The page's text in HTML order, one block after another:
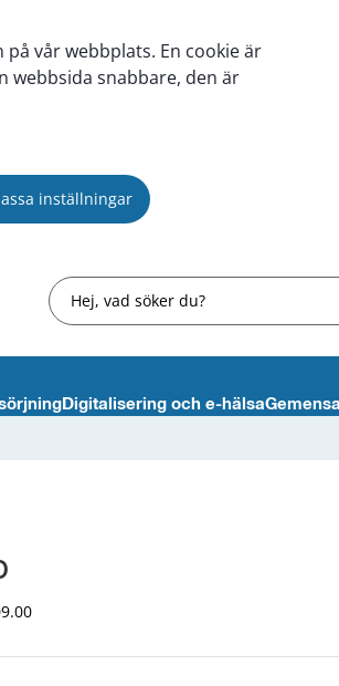
vår webbplats. En cookie är
webbsida snabbare, den är
inställningar
Sök
Digitalisering och e-hälsa